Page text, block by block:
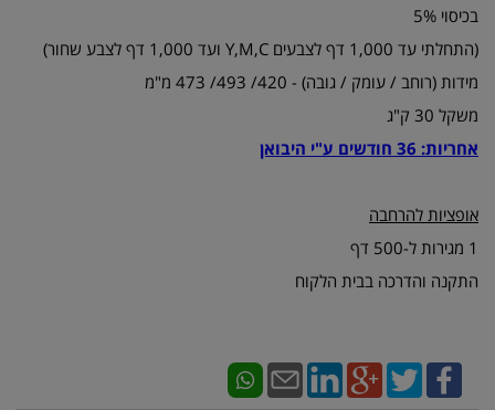
בכיסוי 5%
(התחלתי עד 1,000 דף לצבעים Y,M,C ועד 1,000 דף לצבע שחור)
מידות (רוחב / עומק / גובה) - 420/ 493/ 473 מ"מ
משקל 30 ק"ג
אחריות: 36 חודשים ע"י היבואן
אופציות להרחבה
1 מגירות ל-500 דף
התקנה והדרכה בבית הלקוח